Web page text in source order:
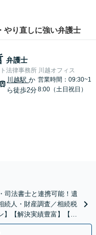
やり直しに強い弁護士
弁護士
法律事務所 川越オフィス
川越駅か
ら徒歩2分
営業時間：09:30~1
8:00（土日祝日）
司法書士と連携可能！遺
続人・財産調査／相続税
【解決実績豊富】【電